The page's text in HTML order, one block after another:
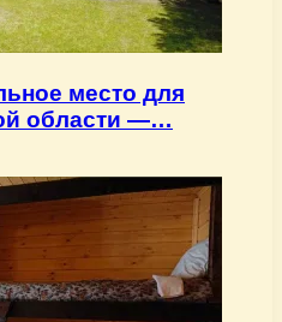
место для
области —…